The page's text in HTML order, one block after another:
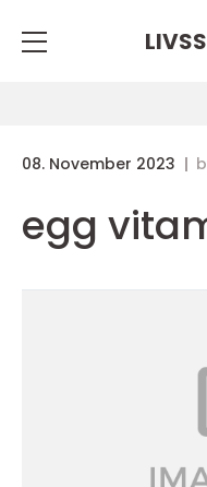
08. November 2023
egg